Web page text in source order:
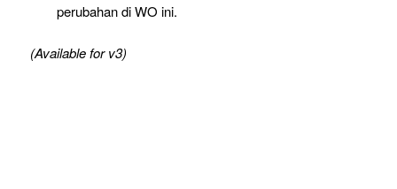
perubahan di WO ini.
(Available for v3)